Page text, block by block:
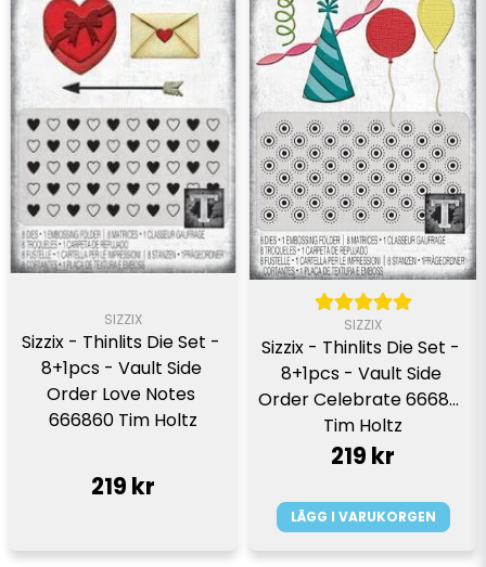
SIZZIX
Sizzix - Thinlits Die Set -
8+1pcs - Vault Side
Order Love Notes
666860 Tim Holtz
219 kr
SIZZIX
Sizzix - Thinlits Die Set -
8+1pcs - Vault Side
Order Celebrate 666861
Tim Holtz
219 kr
LÄGG I VARUKORGEN